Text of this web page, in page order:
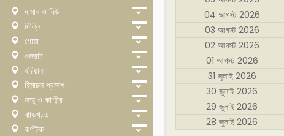
দামান ও দিউ
দিল্লি
গোয়া
গুজরাট
হরিয়ানা
হিমাচল প্রদেশ
জম্মু ও কাশ্মীর
ঝাড়খণ্ড
কর্ণাটক
04 আগস্ট 2026
03 আগস্ট 2026
02 আগস্ট 2026
01 আগস্ট 2026
31 জুলাই 2026
30 জুলাই 2026
29 জুলাই 2026
28 জুলাই 2026